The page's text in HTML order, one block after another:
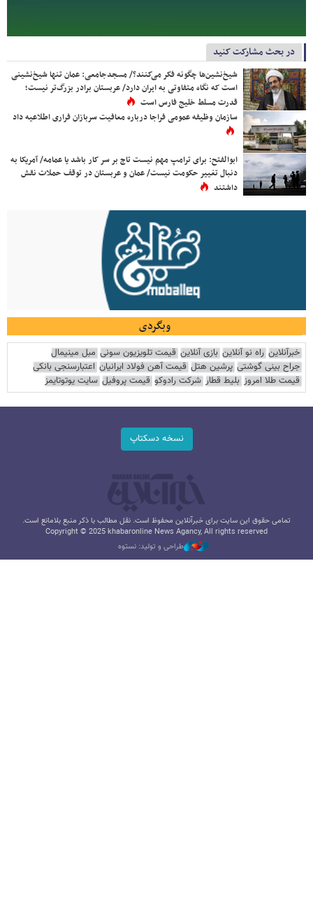
در بحث مشارکت کنید
شیخ‌نشین‌ها چگونه فکر می‌کنند؟/ مسجدجامعی: عمان تنها شیخ‌نشینی
است که نگاه متفاوتی به ایران دارد/ عربستان برادر بزرگ‌تر نیست؛
قدرت مسلط خلیج فارس است
سازمان وظیفه عمومی فراجا درباره معافیت سربازان فراری اطلاعیه داد
ابوالفتح: برای ترامپ مهم نیست تاج بر سر کار باشد یا عمامه/ آمریکا به
دنبال تغییر حکومت نیست/ عمان و عربستان در توقف حملات نقش
داشتند
وبگردی
خبرآنلاین راه نو آنلاین بازی آنلاین قیمت تلویزیون سونی مبل مینیمال
جراح بینی گوشتی پرشین هتل قیمت آهن فولاد ایرانیان اعتبارسنجی بانکی
قیمت طلا امروز بلیط قطار شرکت رادوکو قیمت پروفیل سایت یوتوتایمز
نسخه دسکتاپ
تمامی حقوق این سایت برای خبرآنلاین محفوظ است. نقل مطالب با ذکر منبع بلامانع است.
Copyright © 2025 khabaronline News Agancy, All rights reserved
طراحی و تولید: نستوه